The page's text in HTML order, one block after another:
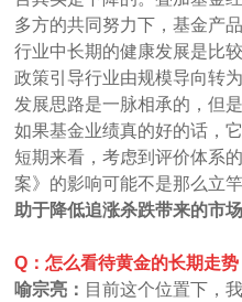
多方的共同努力下，基金产
行业中长期的健康发展是比较
政策引导行业由规模导向转
发展思路是一脉相承的，但
如果基金业绩真的好的话，
短期来看，考虑到评价体系
案》的影响可能不是那么立
助于降低追涨杀跌带来的市
Q：怎么看待黄金的长期走势
喻宗亮： 目前这个位置下，